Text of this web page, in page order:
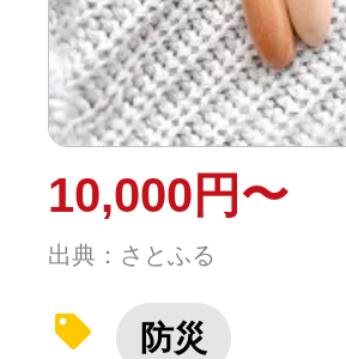
10,000円〜
出典：さとふる
防災